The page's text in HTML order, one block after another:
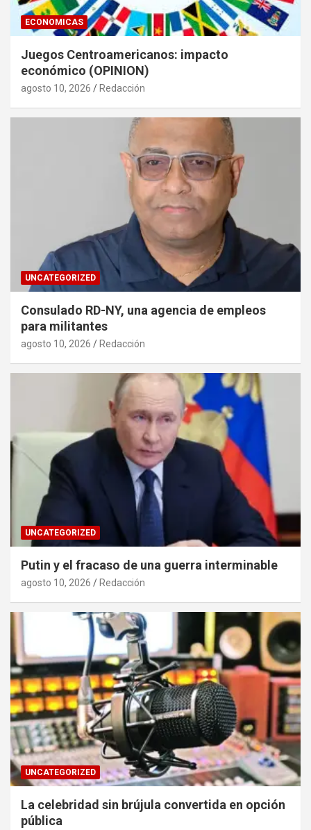
ECONOMICAS
Juegos Centroamericanos: impacto
económico (OPINION)
agosto 10, 2026 Redacción
UNCATEGORIZED
Consulado RD-NY, una agencia de empleos
para militantes
agosto 10, 2026 Redacción
UNCATEGORIZED
Putin y el fracaso de una guerra interminable
agosto 10, 2026 Redacción
UNCATEGORIZED
La celebridad sin brújula convertida en opción
pública